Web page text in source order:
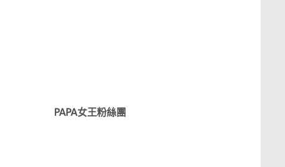
PAPA女王粉絲團